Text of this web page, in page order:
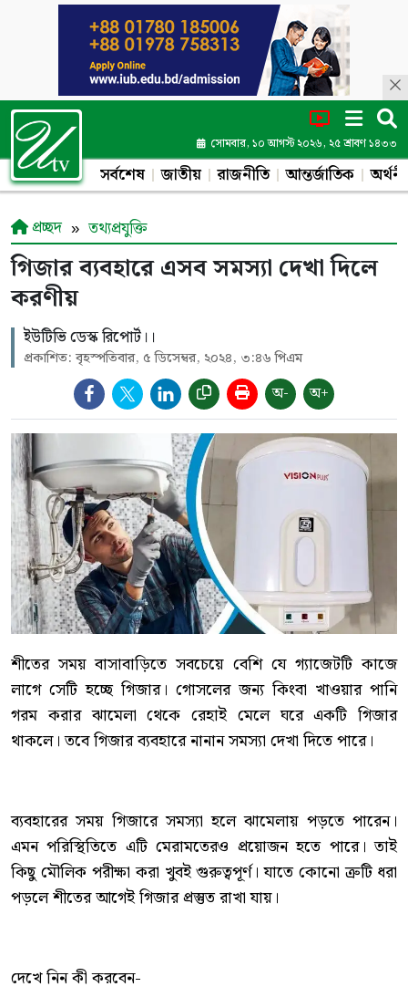
সোমবার, ১০ আগস্ট ২০২৬, ২৫ শ্রাবণ ১৪৩৩
সর্বশেষ জাতীয় রাজনীতি আন্তর্জাতিক
প্রচ্ছদ তথ্যপ্রযুক্তি
গিজার ব্যবহারে এসব সমস্যা দেখা দিলে
করণীয়
ইউটিভি ডেস্ক রিপোর্ট।।
প্রকাশিত: বৃহস্পতিবার, ৫ ডিসেম্বর, ২০২৪, ৩:৪৬ পিএম
অ- অ+
শীতের সময় বাসাবাড়িতে সবচেয়ে বেশি যে গ্যাজেটটি কাজে
লাগে সেটি হচ্ছে গিজার। গোসলের জন্য কিংবা খাওয়ার পানি
গরম করার ঝামেলা থেকে রেহাই মেলে ঘরে একটি গিজার
থাকলে। তবে গিজার ব্যবহারে নানান সমস্যা দেখা দিতে পারে।
ব্যবহারের সময় গিজারে সমস্যা হলে ঝামেলায় পড়তে পারেন।
এমন পরিস্থিতিতে এটি মেরামতেরও প্রয়োজন হতে পারে। তাই
কিছু মৌলিক পরীক্ষা করা খুবই গুরুত্বপূর্ণ। যাতে কোনো ত্রুটি ধরা
পড়লে শীতের আগেই গিজার প্রস্তুত রাখা যায়।
দেখে নিন কী করবেন-